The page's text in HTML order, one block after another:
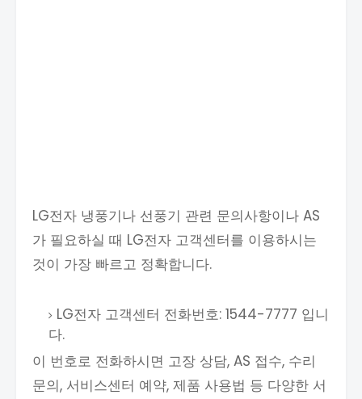
LG전자 냉풍기나 선풍기 관련 문의사항이나 AS
가 필요하실 때 LG전자 고객센터를 이용하시는
것이 가장 빠르고 정확합니다.
LG전자 고객센터 전화번호: 1544-7777 입니
다.
이 번호로 전화하시면 고장 상담, AS 접수, 수리
문의, 서비스센터 예약, 제품 사용법 등 다양한 서